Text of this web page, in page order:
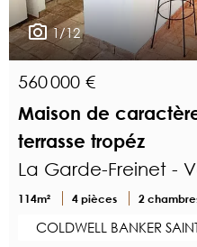
1/12
560 000 €
Maison de
terrasse tropéz
La Garde-Freinet -
114m² 4 pièces 2
COLDWELL BANKER